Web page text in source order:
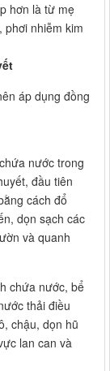
hơn là từ mẹ
phơi nhiễm kim
áp dụng đồng
nước trong
đầu tiên
cách đổ
dọn sạch các
và quanh
chứa nước, bể
thải điều
chậu, dọn hũ
lan can và